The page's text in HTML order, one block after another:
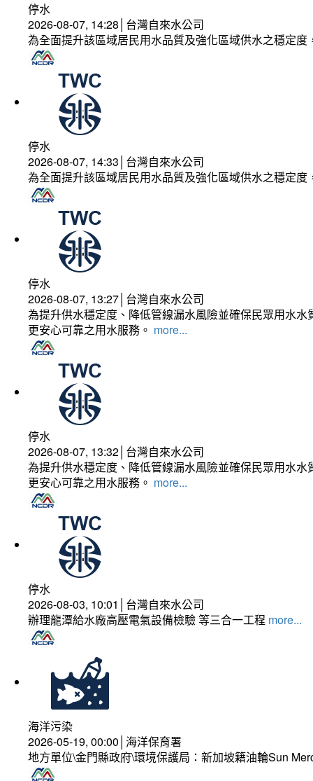
停水
2026-08-07, 14:28│台灣自來水公司
為全面提升該區域居民用水品質及強化區域供水之穩定
停水
2026-08-07, 14:33│台灣自來水公司
為全面提升該區域居民用水品質及強化區域供水之穩定
停水
2026-08-07, 13:27│台灣自來水公司
為提升供水穩定度、降低管線漏水風險並確保民眾用水
更安心可靠之用水服務。 more...
停水
2026-08-07, 13:32│台灣自來水公司
為提升供水穩定度、降低管線漏水風險並確保民眾用水
更安心可靠之用水服務。 more...
停水
2026-08-03, 10:01│台灣自來水公司
辦理龍潭給水廠高壓電氣設備檢驗 等三合一工程 more...
海洋污染
2026-05-19, 00:00│海洋保育署
地方單位\金門縣政府\環境保護局：新加坡籍油輪Sun